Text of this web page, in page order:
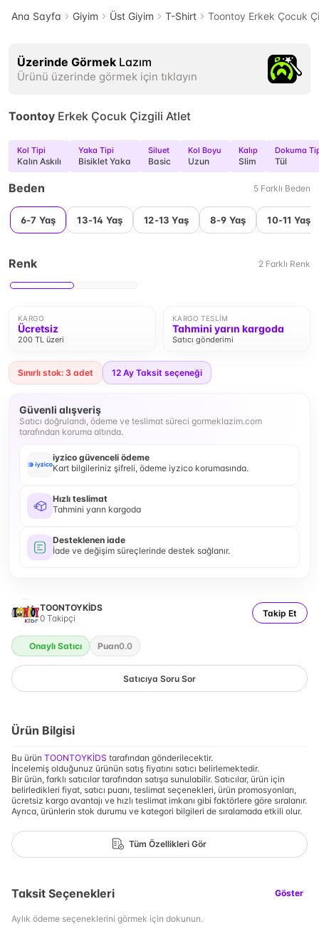
Ana Sayfa Giyim Üst Giyim T-Shirt Toontoy Erkek Çocuk
Üzerinde Görmek Lazım
Ürünü üzerinde görmek için tıklayın
Toontoy Erkek Çocuk Çizgili Atlet
Kol Tipi
Kalın Askılı
Yaka Tipi
Bisiklet Yaka
Siluet
Basic
Kol Boyu
Uzun
Kalıp
Slim
Dokuma
Tül
Beden 5 Farklı Beden
6-7 Yaş 13-14 Yaş 12-13 Yaş 8-9 Yaş 10-11 Yaş
Renk 2 Farklı Renk
KARGO
Ücretsiz
200 TL üzeri
KARGO TESLIM
Tahmini yarın kargoda
Satıcı gönderimi
Sınırlı stok: 3 adet 12 Ay Taksit seçeneği
Güvenli alışveriş
Satıcı doğrulandı, ödeme ve teslimat süreci gormeklazim.com
tarafından koruma altında.
iyzico güvenceli ödeme
Kart bilgileriniz şifreli, ödeme iyzico korumasında.
Hızlı teslimat
Tahmini yarın kargoda
Desteklenen iade
İade ve değişim süreçlerinde destek sağlanır.
TOONTOYKİDS
0 Takipçi Takip Et
Onaylı Satıcı Puan0.0
Satıcıya Soru Sor
Ürün Bilgisi
Bu ürün TOONTOYKİDS tarafından gönderilecektir.
İncelemiş olduğunuz ürünün satış fiyatını satıcı belirlemektedir.
Bir ürün, farklı satıcılar tarafından satışa sunulabilir. Satıcılar, ürün için
belirledikleri fiyat, satıcı puanı, teslimat seçenekleri, ürün promosyonları,
ücretsiz kargo avantajı ve hızlı teslimat imkanı gibi faktörlere göre sıralanır.
Ayrıca, ürünlerin stok durumu ve kategori bilgileri de sıralamada etkili olur.
Tüm Özellikleri Gör
Taksit Seçenekleri Göster
Aylık ödeme seçeneklerini görmek için dokunun.